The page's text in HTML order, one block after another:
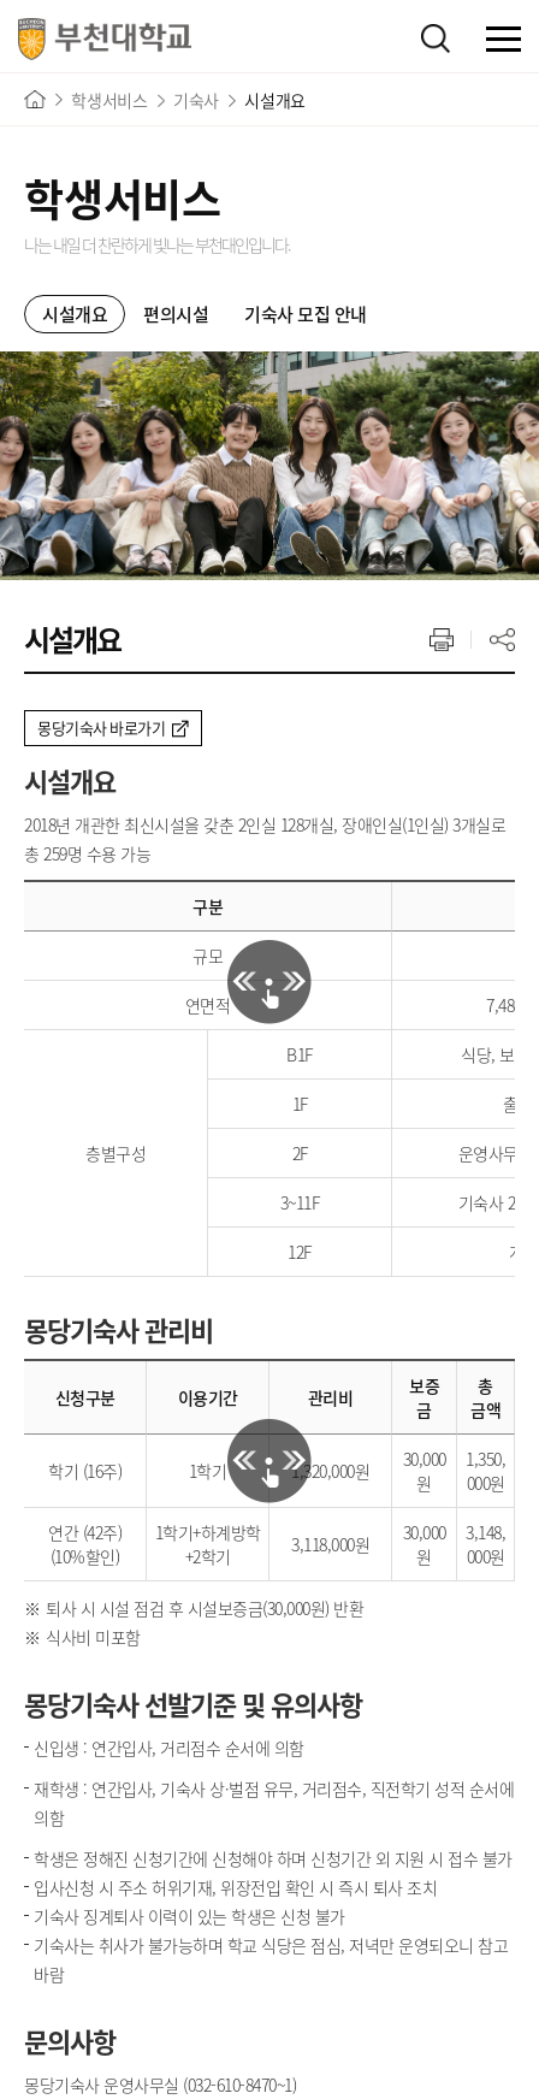
학생서비스 기숙사 시설개요
학생서비스
나는 내일 더 찬란하게 빛나는부천대인입니다.
시설개요 편의시설 기숙사 모집 안내
시설개요
몽당기숙사 바로가기
시설개요
2018년 개관한 최신시설을 갖춘 2인실 128개실, 장애인실(1인실) 3개실로
총 259명 수용 가능
구분
규모
연면적
층별구성
B1F 식당, 보건
1F 출입
2F 운영사무실
3~11F 기숙사 2인
12F 게
몽당기숙사 관리비
신청구분 이용기간 관리비
보증
금
총
금액
학기 (16주) 1학기 1,320,000원
30,000
원
1,350,
000원
연간 (42주)
(10%할인)
1학기+하계방학
+2학기
3,118,000원
30,000
원
3,148,
000원
퇴사 시 시설 점검 후 시설보증금(30,000원) 반환
식사비 미포함
몽당기숙사 선발기준 및 유의사항
신입생 : 연간입사, 거리점수 순서에 의함
재학생 : 연간입사, 기숙사 상·벌점 유무, 거리점수, 직전학기 성적 순서에
의함
학생은 정해진 신청기간에 신청해야 하며 신청기간 외 지원 시 접수 불가
입사신청 시 주소 허위기재, 위장전입 확인 시 즉시 퇴사 조치
기숙사 징계퇴사 이력이 있는 학생은 신청 불가
기숙사는 취사가 불가능하며 학교 식당은 점심, 저녁만 운영되오니 참고
바람
문의사항
몽당기숙사 운영사무실 (032-610-8470~1)